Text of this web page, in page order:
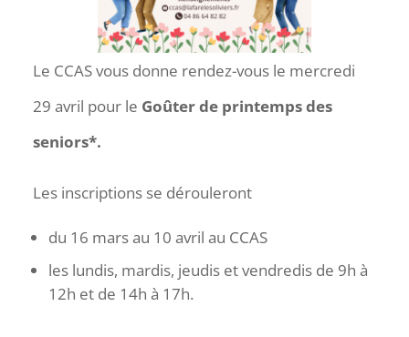
Le CCAS vous donne rendez-vous le mercredi
29 avril pour le Goûter de printemps des
seniors*.
Les inscriptions se dérouleront
du 16 mars au 10 avril au CCAS
les lundis, mardis, jeudis et vendredis de 9h à
12h et de 14h à 17h.